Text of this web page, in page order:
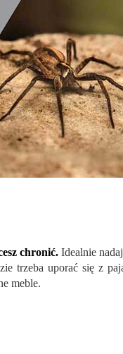
chronić.Idealnie
trzeba uporać się z
meble.